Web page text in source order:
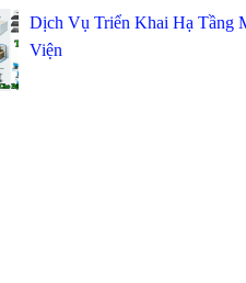
Dịch Vụ Triển Khai Hạ Tầng
Viện